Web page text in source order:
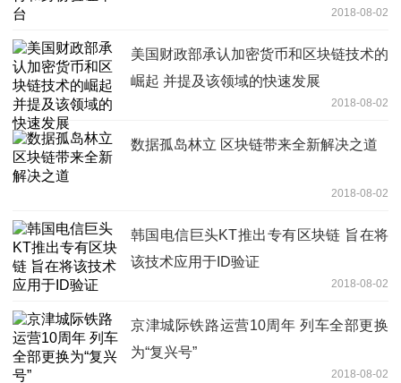
2018-08-02
美国财政部承认加密货币和区块链技术的
崛起 并提及该领域的快速发展
2018-08-02
数据孤岛林立 区块链带来全新解决之道
2018-08-02
韩国电信巨头KT推出专有区块链 旨在将
该技术应用于ID验证
2018-08-02
京津城际铁路运营10周年 列车全部更换
为“复兴号”
2018-08-02